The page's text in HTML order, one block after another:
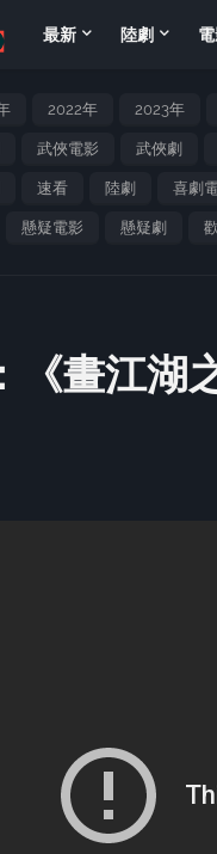
最新 陸劇
2022年 2023年
武俠電影 武俠劇
速看 陸劇 喜劇
懸疑電影 懸疑劇
《畫江湖